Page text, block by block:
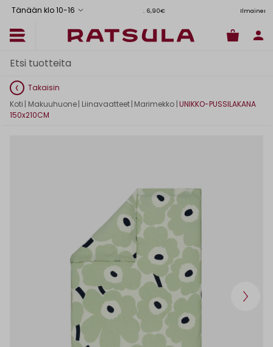
Tänään klo 10-16
Toimituskulut alk. 6,90€ Ilmainen toimitus Manner-Suomeen yli
Takaisin
Koti | Makuuhuone| Liinavaatteet | Marimekko |UNIKKO-PUSSILAKANA
150x210CM